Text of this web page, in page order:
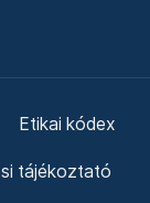
Etikai kódex
tájékoztató